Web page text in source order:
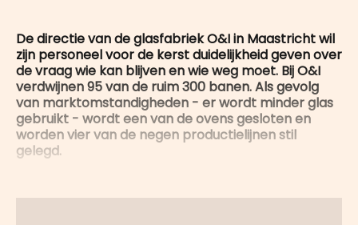
De directie van de glasfabriek O&I in Maastricht wil
zijn personeel voor de kerst duidelijkheid geven over
de vraag wie kan blijven en wie weg moet. Bij O&I
verdwijnen 95 van de ruim 300 banen. Als gevolg
van marktomstandigheden - er wordt minder glas
gebruikt - wordt een van de ovens gesloten en
worden vier van de negen productielijnen stil
gelegd.